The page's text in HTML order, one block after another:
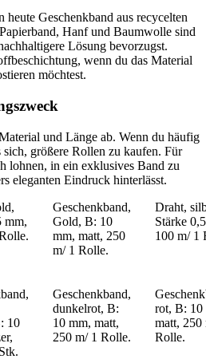
Geschenkband aus recycelten
Hanf und Baumwolle sind
Lösung bevorzugst.
wenn du das Material
möchtest.
und Länge ab. Wenn du häufig
sich, größere Rollen zu kaufen. Für
lohnen, in ein exklusives Band zu
eleganten Eindruck hinterlässt.
mm,
Geschenkband,
Gold, B: 10
mm, matt, 250
m/ 1 Rolle.
Draht,
Stärke
100 m/ 1
10
Geschenkband,
dunkelrot, B:
10 mm, matt,
250 m/ 1 Rolle.
rot, B: 10
matt, 250
Rolle.